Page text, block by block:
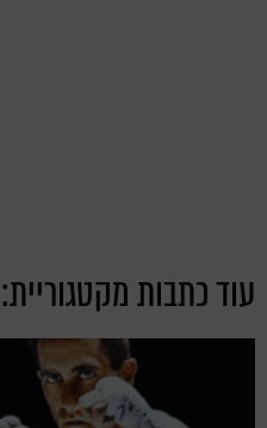
עוד כתבות מקטגוריית: